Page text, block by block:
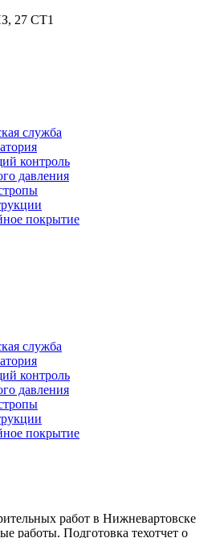
27 СТ1
служба
контроль
давления
покрытие
служба
контроль
давления
покрытие
работ в Нижневартовске
работы. Подготовка техотчет о